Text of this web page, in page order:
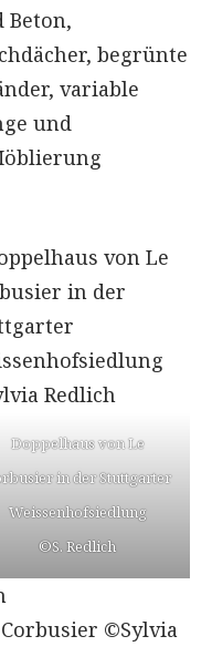
Beton,
begrünte
variable
und
Doppelhaus von Le
in der Stuttgarter
Weissenhofsiedlung
©S. Redlich